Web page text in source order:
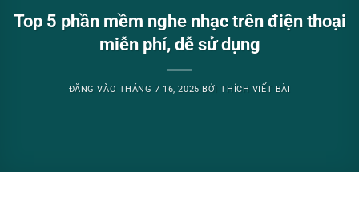
Top 5 phần mềm nghe nhạc trên điện thoại
miễn phí, dễ sử dụng
ĐĂNG VÀO THÁNG 7 16, 2025 BỞITHÍCH VIẾT BÀI